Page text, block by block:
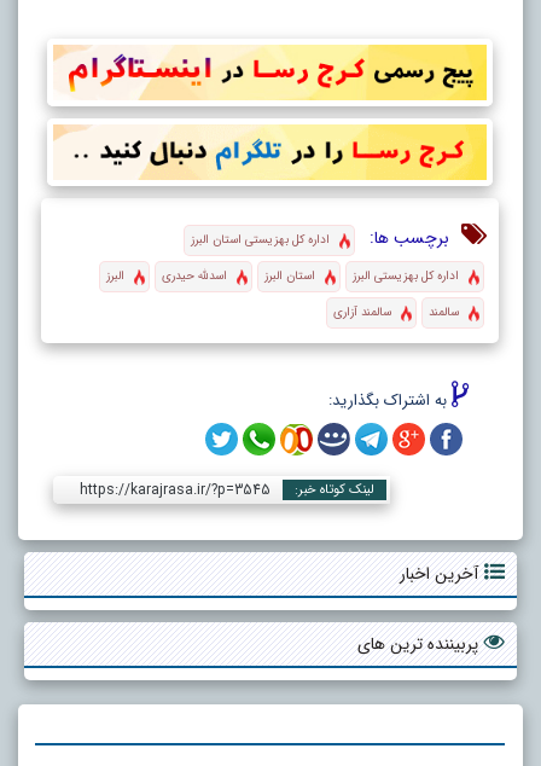
برچسب ها:
اداره کل بهزیستی استان البرز
اداره کل بهزیستی البرز
استان البرز اسدلله حیدری
البرز
سالمند
سالمند آزاری
به اشتراک بگذارید:
لینک کوتاه خبر: https://karajrasa.ir/?p=3545
آخرین اخبار
پربیننده ترین های